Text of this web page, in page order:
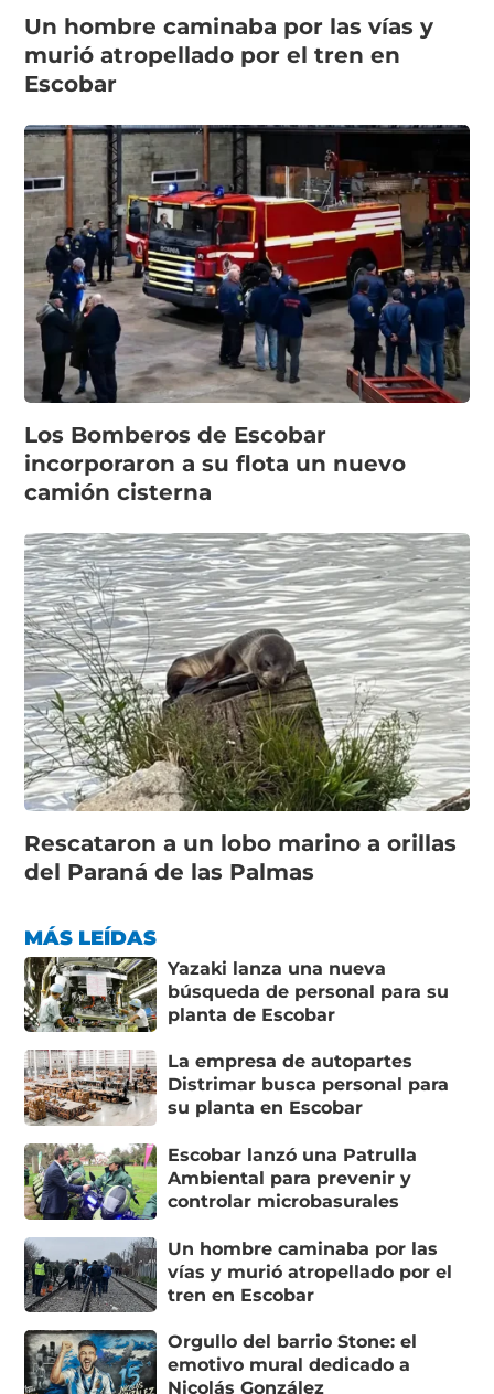
Un hombre caminaba por las vías y
murió atropellado por el tren en
Escobar
Los Bomberos de Escobar
incorporaron a su flota un nuevo
camión cisterna
Rescataron a un lobo marino a orillas
del Paraná de las Palmas
MÁS LEÍDAS
Yazaki lanza una nueva
búsqueda de personal para su
planta de Escobar
La empresa de autopartes
Distrimar busca personal para
su planta en Escobar
Escobar lanzó una Patrulla
Ambiental para prevenir y
controlar microbasurales
Un hombre caminaba por las
vías y murió atropellado por el
tren en Escobar
Orgullo del barrio Stone: el
emotivo mural dedicado a
Nicolás González